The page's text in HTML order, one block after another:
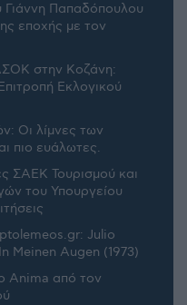
Γιάννη Παπαδόπουλου
εποχής με τον
στην Κοζάνη:
Εκλογικού
Οι λίμνες των
πιο ευάλωτες.
ΣΑΕΚ Τουρισμού και
του Υπουργείου
Julio
Meinen Augen (1973)
Anima από τον